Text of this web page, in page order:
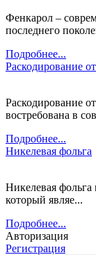
Фенкарол –
последнего
Подробнее...
Раскодирование
Раскодирование
востребована в
Подробнее...
Никелевая фольга
Никелевая фольга
который являе...
Подробнее...
Авторизация
Регистрация